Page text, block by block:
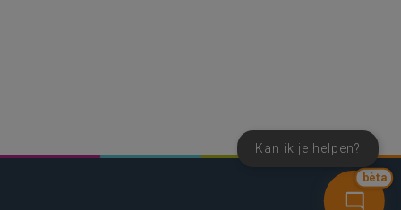
bèta
Kan ik je helpen?